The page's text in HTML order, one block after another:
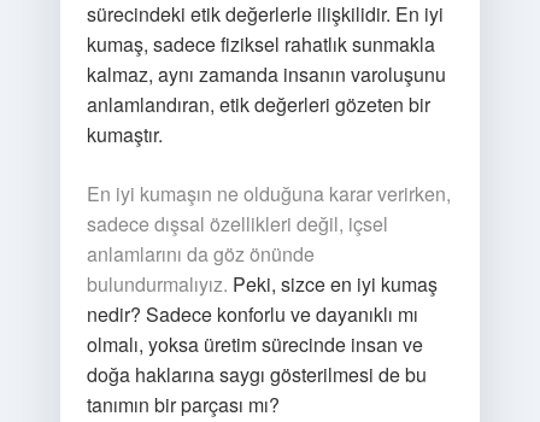
sürecindeki etik değerlerle ilişkilidir. En iyi
kumaş, sadece fiziksel rahatlık sunmakla
kalmaz, aynı zamanda insanın varoluşunu
anlamlandıran, etik değerleri gözeten bir
kumaştır.
En iyi kumaşın ne olduğuna karar verirken,
sadece dışsal özellikleri değil, içsel
anlamlarını da göz önünde
bulundurmalıyız. Peki, sizce en iyi kumaş
nedir? Sadece konforlu ve dayanıklı mı
olmalı, yoksa üretim sürecinde insan ve
doğa haklarına saygı gösterilmesi de bu
tanımın bir parçası mı?